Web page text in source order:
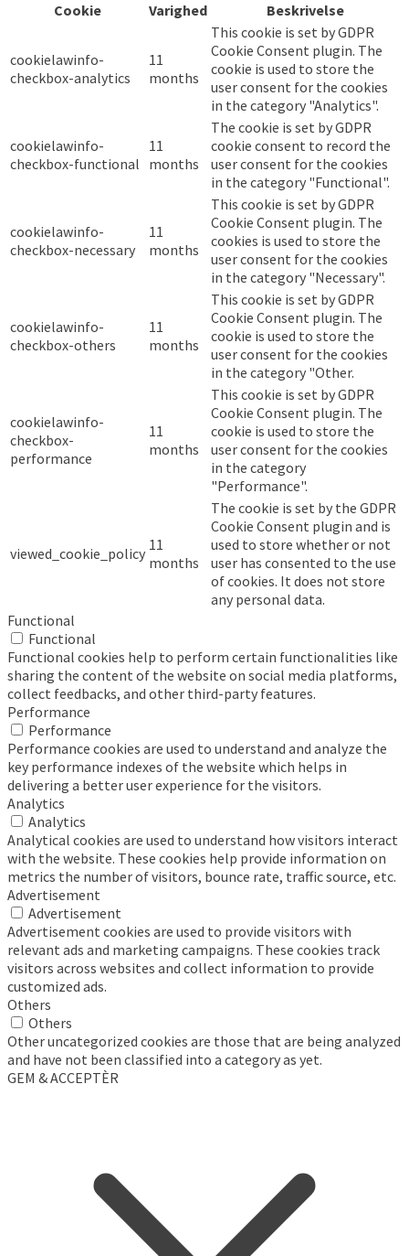
Cookie
Varighed Beskrivelse
cookielawinfo-
checkbox-analytics
11
months
This cookie is set by GDPR
Cookie Consent plugin. The
cookie is used to store the
user consent for the cookies
in the category "Analytics".
cookielawinfo-
checkbox-functional
11
months
The cookie is set by GDPR
cookie consent to record the
user consent for the cookies
in the category "Functional".
cookielawinfo-
checkbox-necessary
11
months
This cookie is set by GDPR
Cookie Consent plugin. The
cookies is used to store the
user consent for the cookies
in the category "Necessary".
cookielawinfo-
checkbox-others
11
months
This cookie is set by GDPR
Cookie Consent plugin. The
cookie is used to store the
user consent for the cookies
in the category "Other.
cookielawinfo-
checkbox-
performance
11
months
This cookie is set by GDPR
Cookie Consent plugin. The
cookie is used to store the
user consent for the cookies
in the category
"Performance".
viewed_cookie_policy 11
months
The cookie is set by the GDPR
Cookie Consent plugin and is
used to store whether or not
user has consented to the use
of cookies. It does not store
any personal data.
Functional
Functional
Functional cookies help to perform certain functionalities like
sharing the content of the website on social media platforms,
collect feedbacks, and other third-party features.
Performance
Performance
Performance cookies are used to understand and analyze the
key performance indexes of the website which helps in
delivering a better user experience for the visitors.
Analytics
Analytics
Analytical cookies are used to understand how visitors interact
with the website. These cookies help provide information on
metrics the number of visitors, bounce rate, traffic source, etc.
Advertisement
Advertisement
Advertisement cookies are used to provide visitors with
relevant ads and marketing campaigns. These cookies track
visitors across websites and collect information to provide
customized ads.
Others
Others
Other uncategorized cookies are those that are being analyzed
and have not been classified into a category as yet.
GEM & ACCEPTÈR